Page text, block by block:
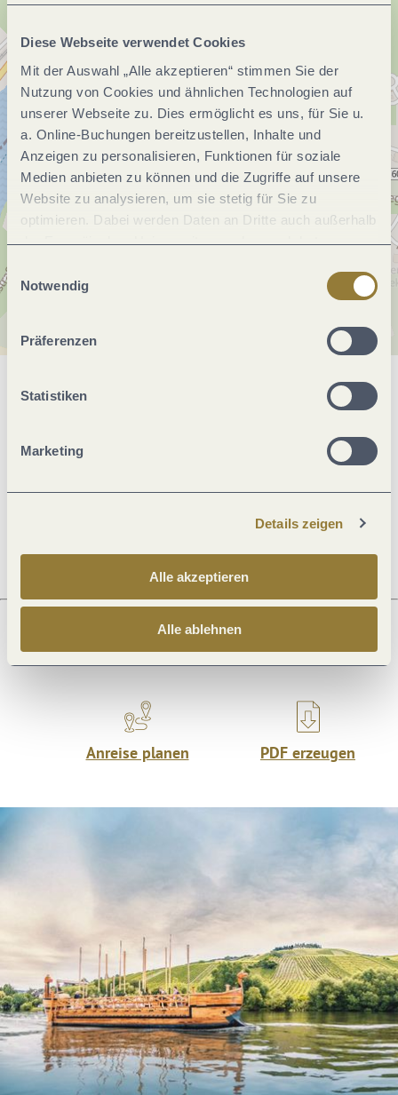
Diese Webseite verwendet Cookies
Mit der Auswahl „Alle akzeptieren“ stimmen Sie der
Nutzung von Cookies und ähnlichen Technologien auf
unserer Webseite zu. Dies ermöglicht es uns, für Sie u.
a. Online-Buchungen bereitzustellen, Inhalte und
Anzeigen zu personalisieren, Funktionen für soziale
Medien anbieten zu können und die Zugriffe auf unsere
Website zu analysieren, um sie stetig für Sie zu
optimieren. Dabei werden Daten an Dritte auch außerhalb
der Europäischen Union weitergegeben und dort
jederzeit widerrufen werden. Mit der Auswahl "Alle
ablehnen" kann es zu Beeinträchtigungen in der Nutzung
Einwilligungsauswahl
Notwendig
Präferenzen
Statistiken
Marketing
Details zeigen
Alle akzeptieren
Alle ablehnen
Allgemeine Informationen
Anreise planen PDF erzeugen